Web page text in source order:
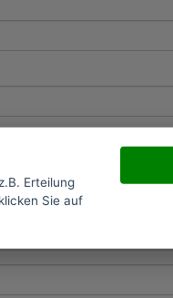
Erteilung
Sie auf